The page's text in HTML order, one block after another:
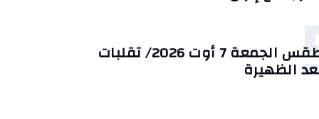
طقس الجمعة 7 أوت 2026/ تقلبات
الظهيرة